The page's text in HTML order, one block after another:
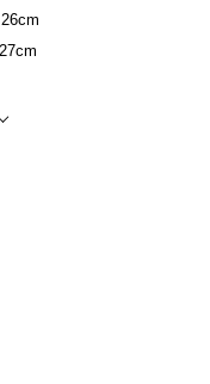
ます。
から地色を染めて、 乾い